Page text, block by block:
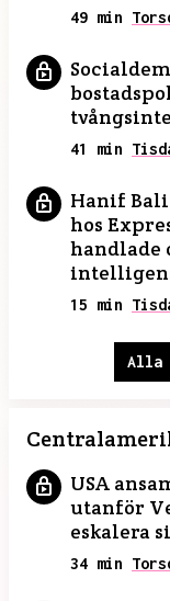
49 min
41 min
Hanif
hos
handlade
15 min
Alla
USA
utanför
eskalera
34 min